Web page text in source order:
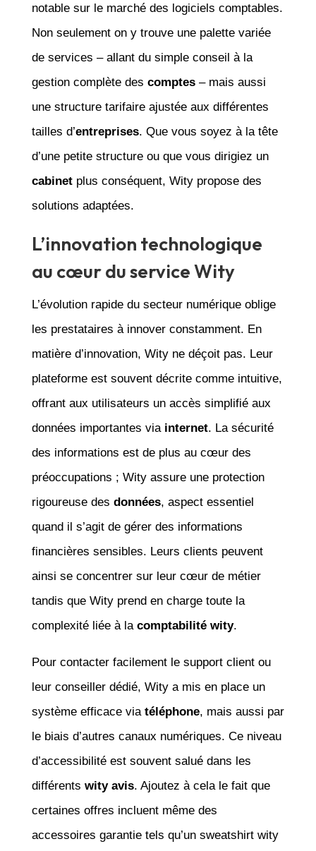
notable sur le marché des logiciels comptables.
Non seulement on y trouve une palette variée
de services – allant du simple conseil à la
gestion complète des comptes– mais aussi
une structure tarifaire ajustée aux différentes
tailles d’entreprises. Que vous soyez à la tête
d’une petite structure ou que vous dirigiez un
cabinetplus conséquent, Wity propose des
solutions adaptées.
L’innovation technologique
au cœur du service Wity
L’évolution rapide du secteur numérique oblige
les prestataires à innover constamment. En
matière d’innovation, Wity ne déçoit pas. Leur
plateforme est souvent décrite comme intuitive,
offrant aux utilisateurs un accès simplifié aux
données importantes via internet. La sécurité
des informations est de plus au cœur des
préoccupations ; Wity assure une protection
rigoureuse des données, aspect essentiel
quand il s’agit de gérer des informations
financières sensibles. Leurs clients peuvent
ainsi se concentrer sur leur cœur de métier
tandis que Wity prend en charge toute la
complexité liée à la comptabilité wity.
Pour contacter facilement le support client ou
leur conseiller dédié, Wity a mis en place un
système efficace via téléphone, mais aussi par
le biais d’autres canaux numériques. Ce niveau
d’accessibilité est souvent salué dans les
différents wity avis. Ajoutez à cela le fait que
certaines offres incluent même des
accessoires garantie tels qu’un sweatshirt wity